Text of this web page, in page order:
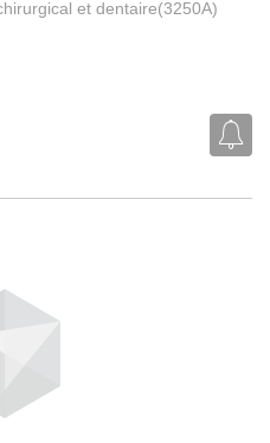
et dentaire(3250A)